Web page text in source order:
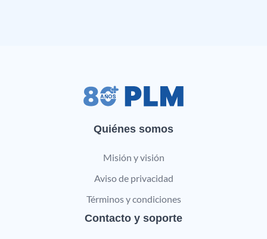
Quiénes somos
Misión y visión
Aviso de privacidad
Términos y condiciones
Contacto y soporte